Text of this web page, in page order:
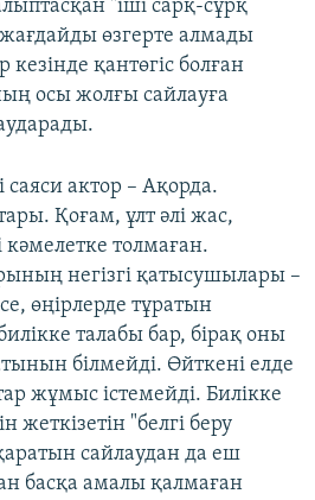
"іші сарқ-сұрқ
өзгерте алмады
қантөгіс болған
осы жолғы сайлауға
саяси актор – Ақорда.
Қоғам, ұлт әлі жас,
толмаған.
негізгі қатысушылары –
өңірлерде тұратын
талабы бар, бірақ оны
білмейді. Өйткені елде
жұмыс істемейді. Билікке
жеткізетін "белгі беру
сайлаудан да еш
басқа амалы қалмаған